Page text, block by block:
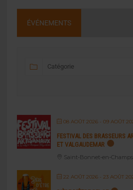
ÉVÉNEMENTS
08 AOÛT 2026- 09 AOÛT
FESTIVAL DES BRASSEURS
ET VALGAUDEMAR
Saint-Bonnet-en-
22 AOÛT 2026- 23 AOÛT